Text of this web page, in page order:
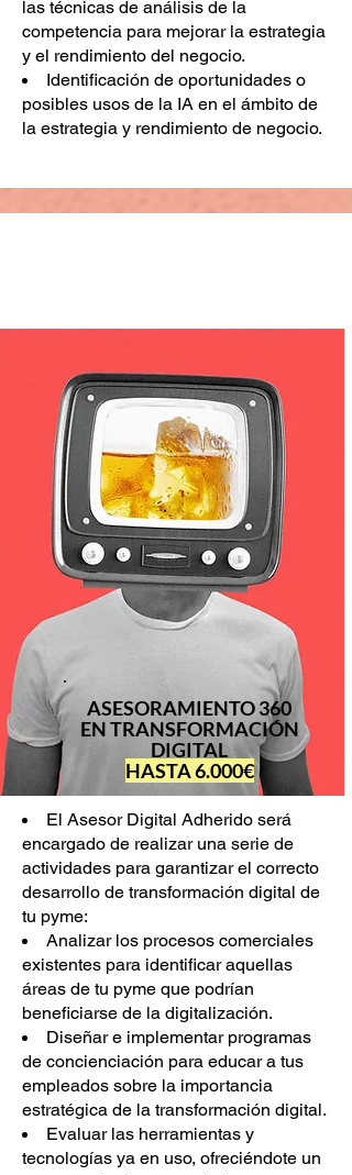
las técnicas de análisis de la
competencia para mejorar la estrategia
y el rendimiento del negocio.
Identificación de oportunidades o
posibles usos de la IA en el ámbito de
la estrategia y rendimiento de negocio.
ASESORAMIENTO 360
EN TRANSFORMACIÓN
DIGITAL
HASTA 6.000€
El Asesor Digital Adherido será
encargado de realizar una serie de
actividades para garantizar el correcto
desarrollo de transformación digital de
tu pyme:
Analizar los procesos comerciales
existentes para identificar aquellas
áreas de tu pyme que podrían
beneficiarse de la digitalización.
Diseñar e implementar programas
de concienciación para educar a tus
empleados sobre la importancia
estratégica de la transformación digital.
Evaluar las herramientas y
tecnologías ya en uso, ofreciéndote un